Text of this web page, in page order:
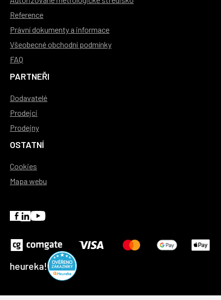
Reference
Právní dokumenty a informace
Všeobecné obchodní podmínky
FAQ
PARTNEŘI
Dodavatelé
Prodejci
Prodejny
OSTATNÍ
Cookies
Mapa webu
heureka!